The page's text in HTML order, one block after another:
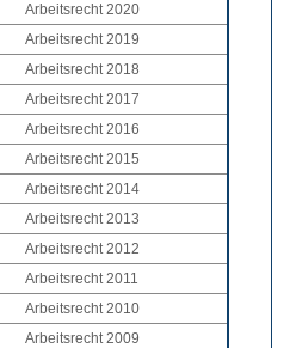
Arbeitsrecht 2020
Arbeitsrecht 2019
Arbeitsrecht 2018
Arbeitsrecht 2017
Arbeitsrecht 2016
Arbeitsrecht 2015
Arbeitsrecht 2014
Arbeitsrecht 2013
Arbeitsrecht 2012
Arbeitsrecht 2011
Arbeitsrecht 2010
Arbeitsrecht 2009